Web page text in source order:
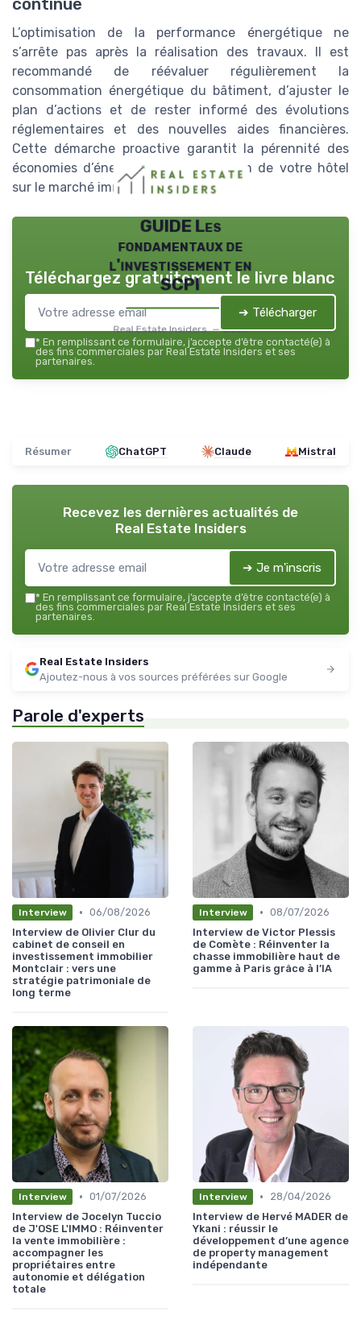
continue
L’optimisation de la performance énergétique ne
s’arrête pas après la réalisation des travaux. Il est
recommandé de réévaluer régulièrement la
consommation énergétique du bâtiment, d’ajuster le
plan d’actions et de rester informé des évolutions
réglementaires et des nouvelles aides financières.
Cette démarche proactive garantit la pérennité des
économies d’énergie et la valorisation de votre hôtel
sur le marché immobilier parisien.
GUIDE Les
fondamentaux de
l'investissement en
SCPI
Real Estate Insiders — 2026
Téléchargez gratuitement le livre blanc
➔ Télécharger
* En remplissant ce formulaire, j’accepte d’être contacté(e) à
des fins commerciales par Real Estate Insiders et ses
partenaires.
Résumer ChatGPT Claude Mistral
Recevez les dernières actualités de
Real Estate Insiders
➔ Je m'inscris
* En remplissant ce formulaire, j’accepte d’être contacté(e) à
des fins commerciales par Real Estate Insiders et ses
partenaires.
Real Estate Insiders
Ajoutez-nous à vos sources préférées sur Google
Parole d'experts
Interview • 06/08/2026
Interview de Olivier Clur du
cabinet de conseil en
investissement immobilier
Montclair : vers une
stratégie patrimoniale de
long terme
Interview • 08/07/2026
Interview de Victor Plessis
de Comète : Réinventer la
chasse immobilière haut de
gamme à Paris grâce à l’IA
Interview • 01/07/2026
Interview de Jocelyn Tuccio
de J'OSE L'IMMO : Réinventer
la vente immobilière :
accompagner les
propriétaires entre
autonomie et délégation
totale
Interview •
28/04/2026
Interview de Hervé MADER de
Ykani : réussir le
développement d’une agence
de property management
indépendante